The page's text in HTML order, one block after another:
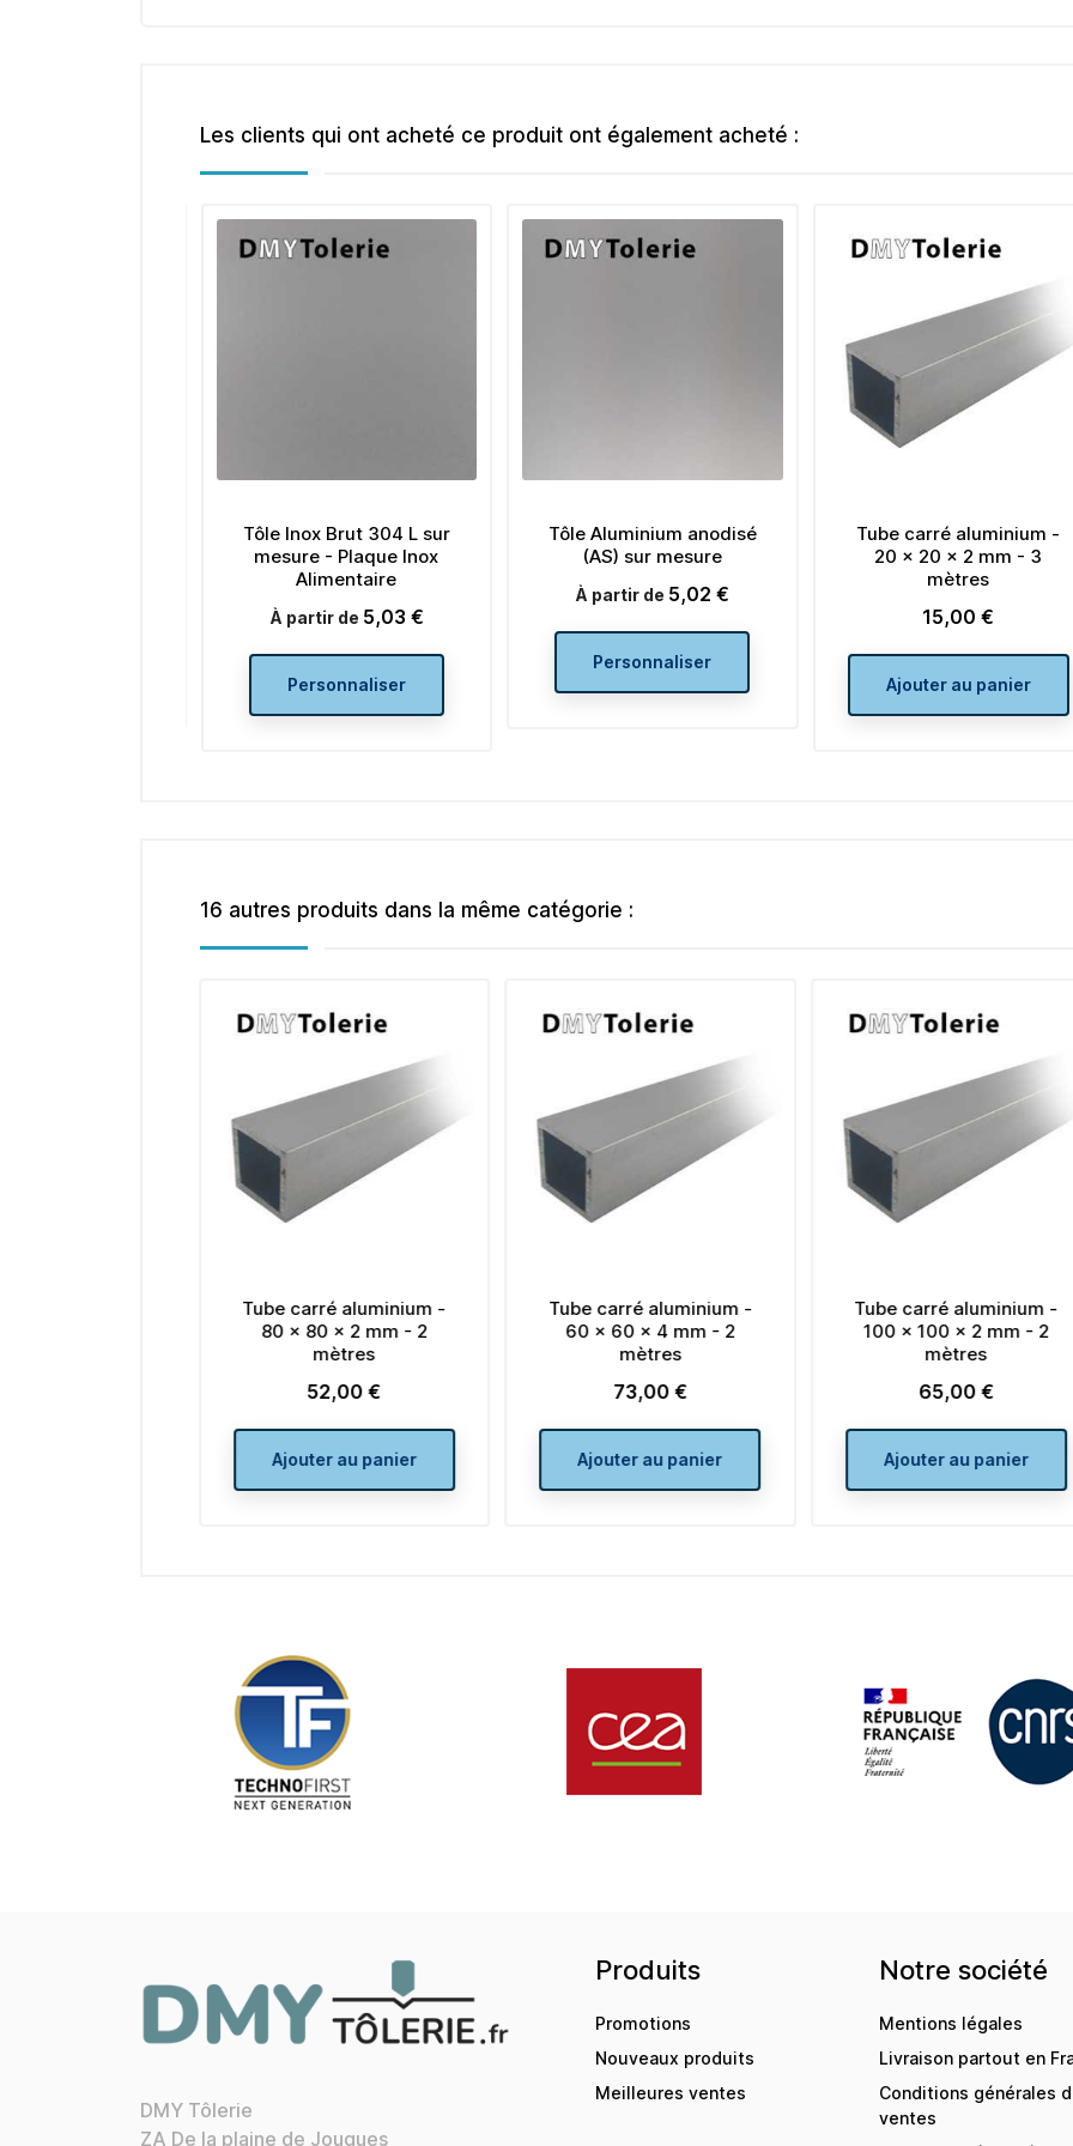
Les clients qui ont acheté ce produit ont également acheté :
Tôle Inox Brut 304 L sur
mesure - Plaque Inox
Alimentaire
À partir de Prix
5,03 €
Personnaliser
Tôle Aluminium anodisé
(AS) sur mesure
À partir de Prix
5,02 €
Personnaliser
Tube carré aluminium -
20 x 20 x 2 mm - 3
mètres
Prix
15,00 €
Ajouter au panier
16 autres produits dans la même catégorie :
Tube carré aluminium -
60 x 60 x 4 mm - 2
mètres
Prix
73,00 €
Ajouter au panier
Tube carré aluminium -
100 x 100 x 2 mm - 2
mètres
Prix
65,00 €
Ajouter au panier
Tube carré aluminium -
80 x 80 x 3 mm - 2
mètres
Prix
73,00 €
Ajouter au panier
DMY Tôlerie
ZA De la plaine de Jouques
Produits
Promotions
Nouveaux produits
Meilleures ventes
Notre société
Mentions légales
Livraison partout en
Conditions générales
ventes